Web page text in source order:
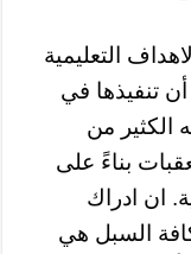
التعليمية
أن تنفيذها في
الكثير من
بناءً على
ان ادراك
السبل هي